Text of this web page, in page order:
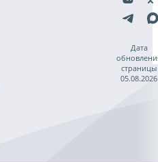
Дата
страницы
05.08.2026